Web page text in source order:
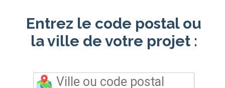
Entrez le code postal ou
la ville de votre projet :